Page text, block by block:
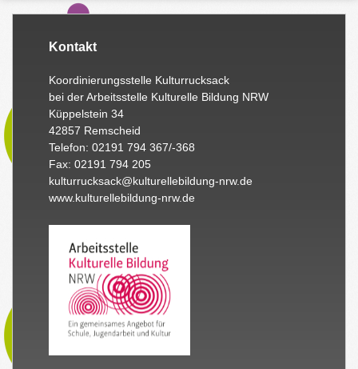
Kontakt
Koordinierungsstelle Kulturrucksack
bei der Arbeitsstelle Kulturelle Bildung NRW
Küppelstein 34
42857 Remscheid
Telefon: 02191 794 367/-368
Fax: 02191 794 205
kulturrucksack@kulturellebildung-nrw.de
www.kulturellebildung-nrw.de